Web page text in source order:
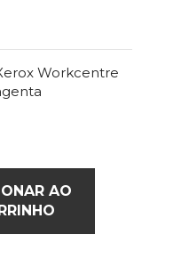
Workcentre
AO